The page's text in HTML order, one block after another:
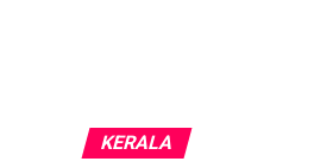
KERALA